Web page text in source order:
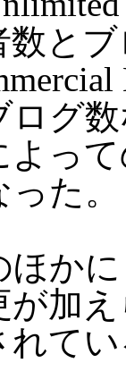
数と
ログ
よっ
た。
かに
が加
れて